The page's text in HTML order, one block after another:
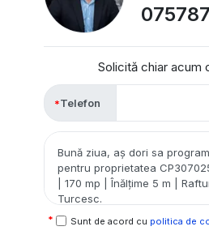
Solicită chiar acum
Telefon
Sunt de acord cu politica de